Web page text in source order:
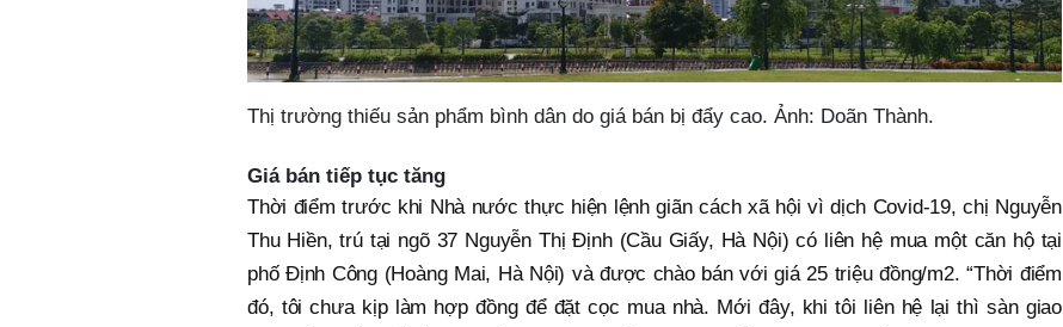
Thị trường thiếu sản phẩm bình dân do giá bán bị đẩy cao. Ảnh: Doãn Thành.
Giá bán tiếp tục tăng
Thời điểm trước khi Nhà nước thực hiện lệnh giãn cách xã hội vì dịch Covid-19, chị Nguyễn
Thu Hiền, trú tại ngõ 37 Nguyễn Thị Định (Cầu Giấy, Hà Nội) có liên hệ mua một căn hộ tại
phố Định Công (Hoàng Mai, Hà Nội) và được chào bán với giá 25 triệu đồng/m2. “Thời điểm
đó, tôi chưa kịp làm hợp đồng để đặt cọc mua nhà. Mới đây, khi tôi liên hệ lại thì sàn giao